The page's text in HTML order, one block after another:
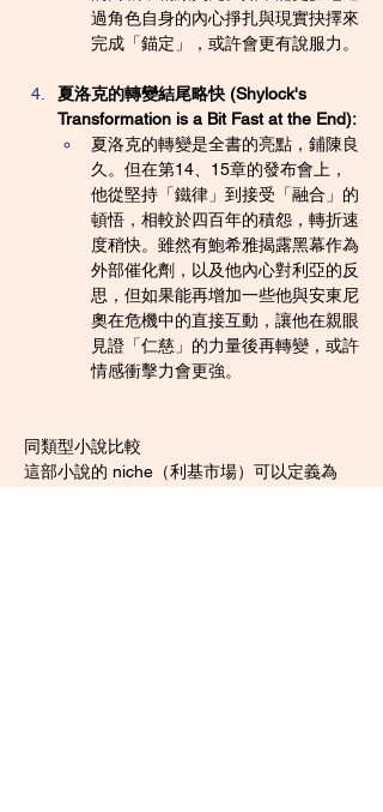
過角色自身的內心掙扎與現實抉擇來
完成「錨定」，或許會更有說服力。
夏洛克的轉變結尾略快 (Shylock's
Transformation is a Bit Fast at the End):
夏洛克的轉變是全書的亮點，鋪陳良
久。但在第14、15章的發布會上，
他從堅持「鐵律」到接受「融合」的
頓悟，相較於四百年的積怨，轉折速
度稍快。雖然有鮑希雅揭露黑幕作為
外部催化劑，以及他內心對利亞的反
思，但如果能再增加一些他與安東尼
奧在危機中的直接互動，讓他在親眼
見證「仁慈」的力量後再轉變，或許
情感衝擊力會更強。
同類型小說比較
這部小說的 niche（利基市場）可以定義為